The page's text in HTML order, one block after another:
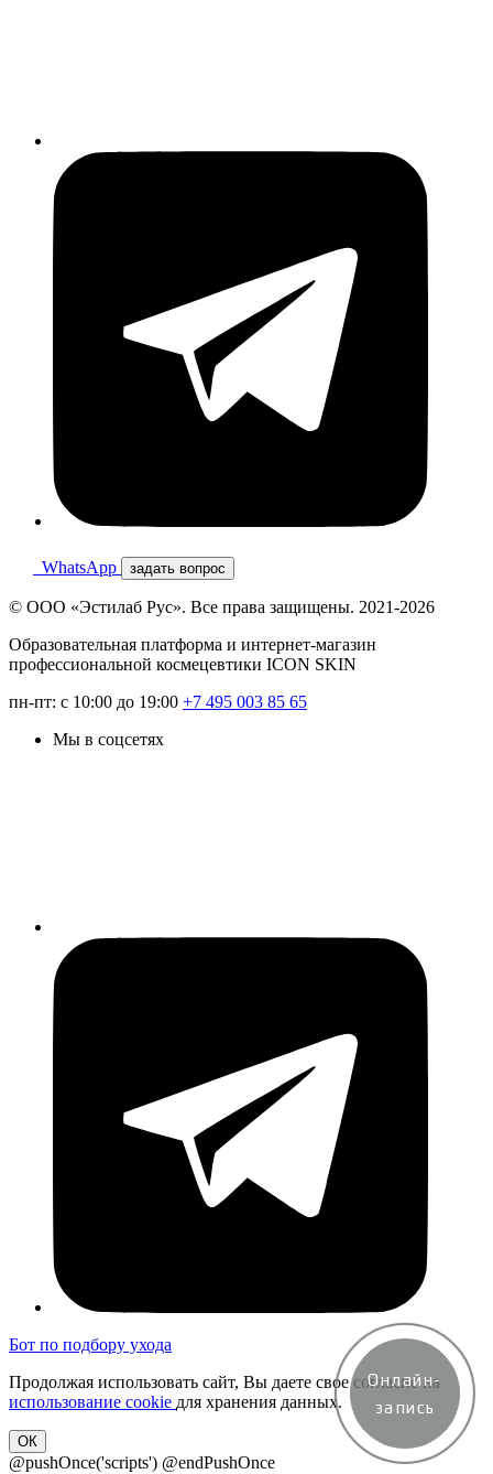
WhatsApp задать вопрос
© ООО «Эстилаб Рус». Все права защищены. 2021-2026
Образовательная платформа и интернет-магазин
профессиональной космецевтики ICON SKIN
пн-пт: с 10:00 до 19:00 +7 495 003 85 65
Мы в соцсетях
Бот по подбору ухода
Продолжая использовать сайт, Вы даете свое согласие на
использование cookie для хранения данных.
ОК
@pushOnce('scripts') @endPushOnce
Онлайн-
запись